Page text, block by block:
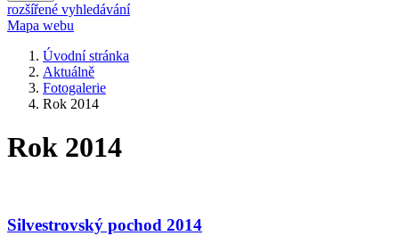
rozšířené vyhledávání
Mapa webu
Úvodní stránka
Aktuálně
Fotogalerie
Rok 2014
Rok 2014
Silvestrovský pochod 2014